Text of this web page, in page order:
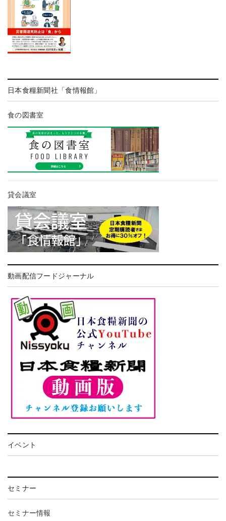
日本食糧新聞社「食情報館」
食の図書室
貸会議室
動画配信フードジャーナル
イベント
セミナー
セミナー情報